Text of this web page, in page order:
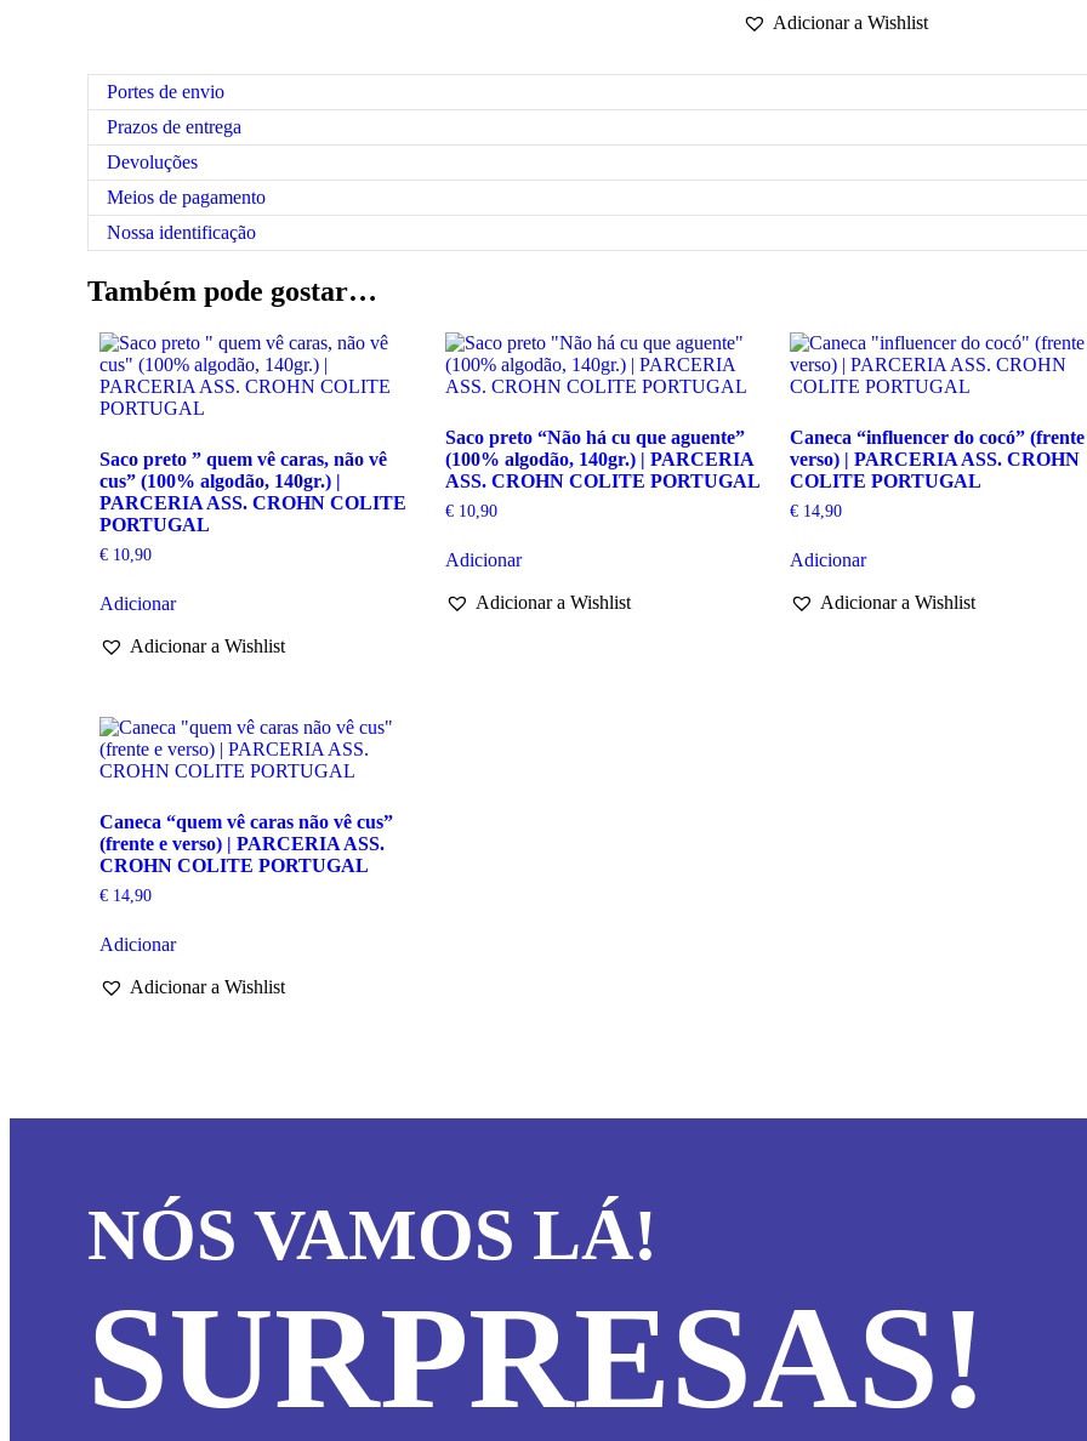
cu
aguente"
ASS.
COLITE
Adicionar a Wishlist
Portes de envio
Prazos de entrega
Devoluções
Meios de pagamento
Nossa identificação
Também pode gostar…
Saco preto ” quem vê caras, não vê
cus” (100% algodão, 140gr.) |
PARCERIA ASS. CROHN COLITE
PORTUGAL
€ 10,90
Adicionar
Adicionar a Wishlist
Saco preto “Não há cu que aguente”
(100% algodão, 140gr.) | PARCERIA
ASS. CROHN COLITE PORTUGAL
€10,90
Adicionar
Adicionar a Wishlist
Caneca “influencer do cocó” (frente
verso) | PARCERIA ASS. CROHN
COLITE PORTUGAL
€ 14,90
Adicionar
Adicionar a Wishlist
Caneca “quem vê caras não vê cus”
(frente e verso) | PARCERIA ASS.
CROHN COLITE PORTUGAL
€ 14,90
Adicionar
Adicionar a Wishlist
NÓS VAMOS LÁ!
SURPRESAS!